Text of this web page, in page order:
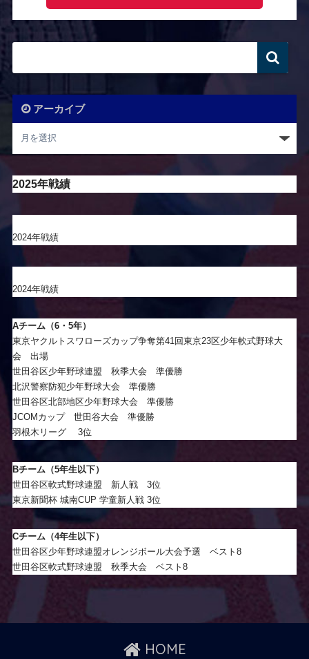
アーカイブ
2025年戦績
2024年戦績
2024年戦績
Aチーム（6・5年）
東京ヤクルトスワローズカップ争奪第41回東京23区少年軟式野球大
会 出場
世田谷区少年野球連盟 秋季大会 準優勝
北沢警察防犯少年野球大会 準優勝
世田谷区北部地区少年野球大会 準優勝
JCOMカップ 世田谷大会 準優勝
羽根木リーグ 3位
Bチーム（5年生以下）
世田谷区軟式野球連盟 新人戦 3位
東京新聞杯 城南CUP 学童新人戦 3位
Cチーム（4年生以下）
世田谷区少年野球連盟オレンジボール大会予選 ベスト8
世田谷区軟式野球連盟 秋季大会 ベスト8
HOME